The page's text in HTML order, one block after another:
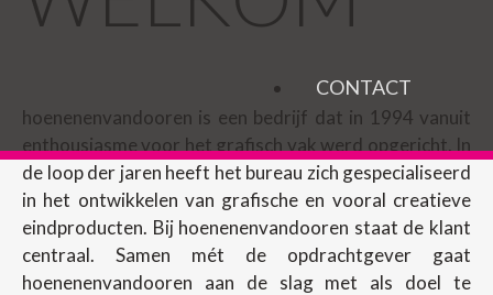
CONTACT
hoenenenvandooren is een bedrijf dat in 1994 vanuit
enthousiasme voor het grafisch vak werd opgericht. In
de loop der jaren heeft het bureau zich gespecialiseerd
in het ontwikkelen van grafische en vooral creatieve
eindproducten. Bij hoenenenvandooren staat de klant
centraal. Samen mét de opdrachtgever gaat
hoenenenvandooren aan de slag met als doel te